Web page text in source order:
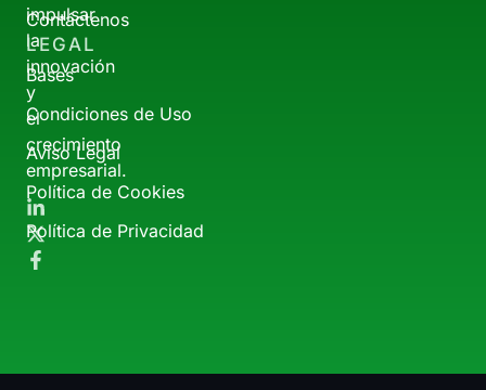
impulsar
la
innovación
y
el
crecimiento
empresarial.
Contáctenos
LEGAL
Bases
Condiciones de Uso
Aviso Legal
Política de Cookies
Política de Privacidad